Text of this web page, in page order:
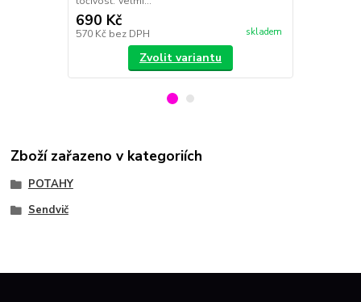
690 Kč
570 Kč bez DPH skladem
Zvolit variantu
Zboží zařazeno v kategoriích
POTAHY
Sendvič